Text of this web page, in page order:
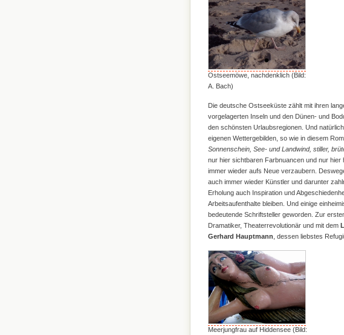
Ostseemöwe, nachdenklich (Bild:
A. Bach)
Die deutsche Ostseeküste zählt mit ihren
vorgelagerten Inseln und den Dünen- und
den schönsten Urlaubsregionen. Und
eigenen Wettergebilden, so wie in diesem
Sonnenschein, See- und Landwind, stiller,
nur hier sichtbaren Farbnuancen und nur
immer wieder aufs Neue verzaubern.
auch immer wieder Künstler und darunter
Erholung auch Inspiration und
Arbeitsaufenthalte bleiben. Und einige
bedeutende Schriftsteller geworden. Zur
Dramatiker, Theaterrevolutionär und mit dem
Gerhard Hauptmann , dessen liebstes
Meerjungfrau auf Hiddensee (Bild: